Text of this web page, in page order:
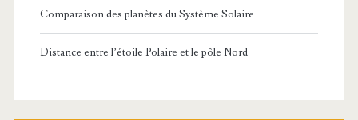
Comparaison des planètes du Système Solaire
Distance entre l’étoile Polaire et le pôle Nord